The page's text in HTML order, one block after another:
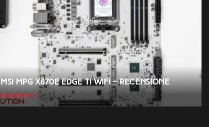
MSI MPG X870E EDGE TI WIFI – Recensione